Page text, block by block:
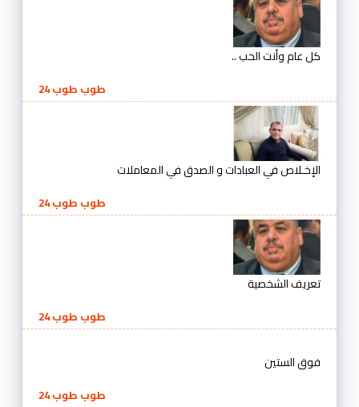
كل عام وأنت الحب ..
طوب طوب 24
الإخـلاص في العبادات و الصدق في المعاملات
طوب طوب 24
تعريف الشخصية
طوب طوب 24
فوق الستين
طوب طوب 24